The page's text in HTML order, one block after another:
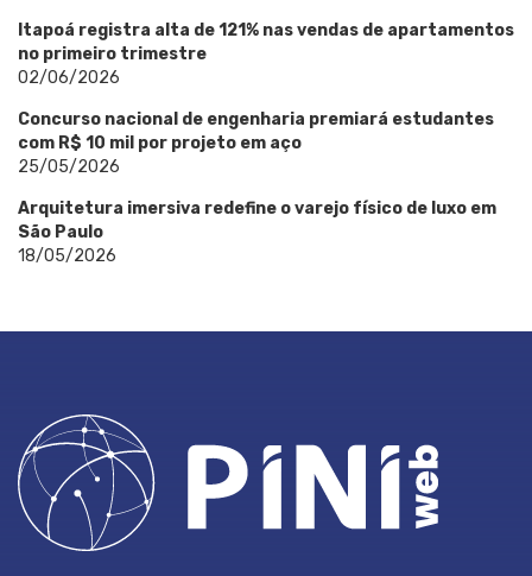
Itapoá registra alta de 121% nas vendas de apartamentos
no primeiro trimestre
02/06/2026
Concurso nacional de engenharia premiará estudantes
com R$ 10 mil por projeto em aço
25/05/2026
Arquitetura imersiva redefine o varejo físico de luxo em
São Paulo
18/05/2026